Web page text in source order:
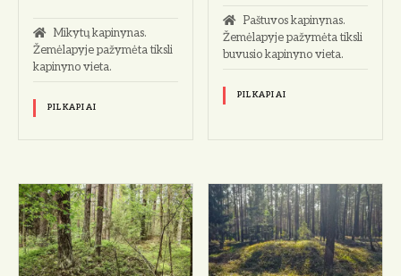
Mikytų kapinynas.
Žemėlapyje pažymėta tiksli
kapinyno vieta.
PILKAPIAI
Paštuvos kapinynas.
Žemėlapyje pažymėta tiksli
buvusio kapinyno vieta.
PILKAPIAI